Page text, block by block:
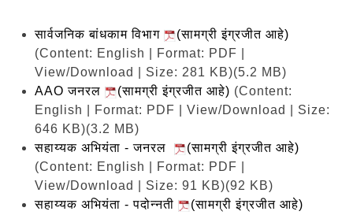
सार्वजनिक बांधकाम विभाग
(सामग्री इंग्रजीत आहे)
(Content: English | Format: PDF |
View/Download | Size: 281 KB)(5.2 MB)
AAO जनरल
(सामग्री इंग्रजीत आहे) (Content:
English | Format: PDF | View/Download | Size:
646 KB)(3.2 MB)
सहाय्यक अभियंता - जनरल
(सामग्री इंग्रजीत आहे)
(Content: English | Format: PDF |
View/Download | Size: 91 KB)(92 KB)
सहाय्यक अभियंता - पदोन्नती
(सामग्री इंग्रजीत आहे)